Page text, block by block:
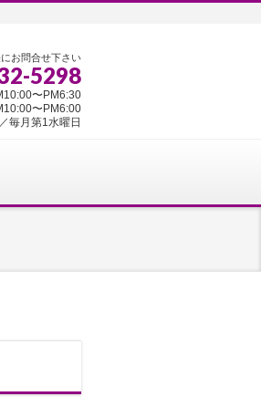
お問合せ下さい
5298
〜PM6:30
〜PM6:00
毎月第1水曜日